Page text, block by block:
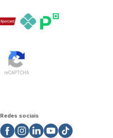
Redes sociais